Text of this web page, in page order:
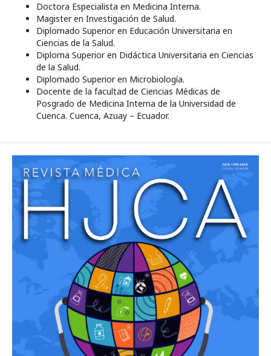
Doctora Especialista en Medicina Interna.
Magister en Investigación de Salud.
Diplomado Superior en Educación Universitaria en
Ciencias de la Salud.
Diploma Superior en Didáctica Universitaria en Ciencias
de la Salud.
Diplomado Superior en Microbiología.
Docente de la facultad de Ciencias Médicas de
Posgrado de Medicina Interna de la Universidad de
Cuenca. Cuenca, Azuay – Ecuador.